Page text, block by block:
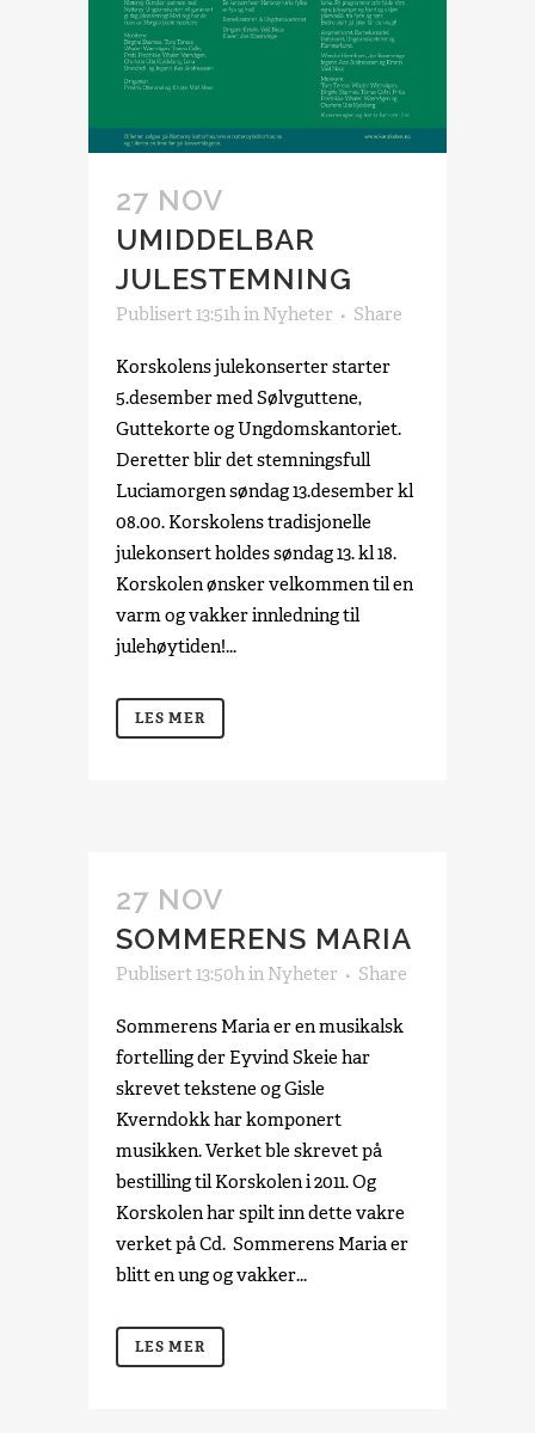
27 NOV
UMIDDELBAR
JULESTEMNING
Publisert 13:51hin Nyheter Share
Korskolens julekonserter starter
5.desember med Sølvguttene,
Guttekorte og Ungdomskantoriet.
Deretter blir det stemningsfull
Luciamorgen søndag 13.desember kl
08.00. Korskolens tradisjonelle
julekonsert holdes søndag 13. kl 18.
Korskolen ønsker velkommen til en
varm og vakker innledning til
julehøytiden!...
LES MER
27 NOV
SOMMERENS MARIA
Publisert 13:50hin Nyheter Share
Sommerens Maria er en musikalsk
fortelling der Eyvind Skeie har
skrevet tekstene og Gisle
Kverndokk har komponert
musikken. Verket ble skrevet på
bestilling til Korskolen i 2011. Og
Korskolen har spilt inn dette vakre
verket på Cd. Sommerens Maria er
blitt en ung og vakker...
LES MER